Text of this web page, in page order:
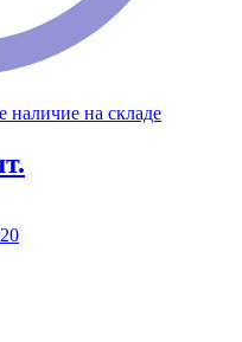
наличие на складе